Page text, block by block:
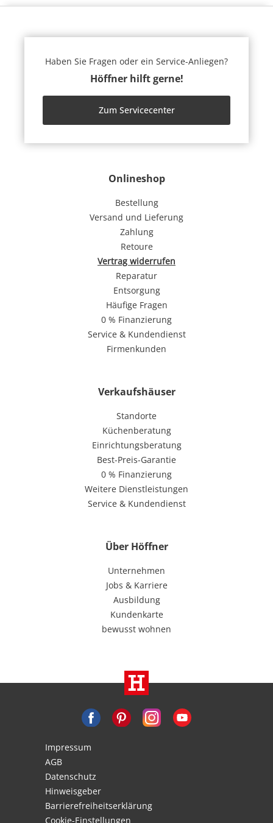
Onlineshop
Bestellung
Versand und Lieferung
Zahlung
Retoure
Vertrag widerrufen
Reparatur
Entsorgung
Häufige Fragen
0 % Finanzierung
Service & Kundendienst
Firmenkunden
Verkaufshäuser
Standorte
Küchenberatung
Einrichtungsberatung
Best-Preis-Garantie
0 % Finanzierung
Weitere Dienstleistungen
Service & Kundendienst
Über Höffner
Unternehmen
Jobs & Karriere
Ausbildung
Kundenkarte
bewusst wohnen
Haben Sie Fragen oder ein Service-Anliegen?
Höffner hilft gerne!
Zum Servicecenter
Impressum
AGB
Datenschutz
Hinweisgeber
Barrierefreiheitserklärung
Cookie-Einstellungen